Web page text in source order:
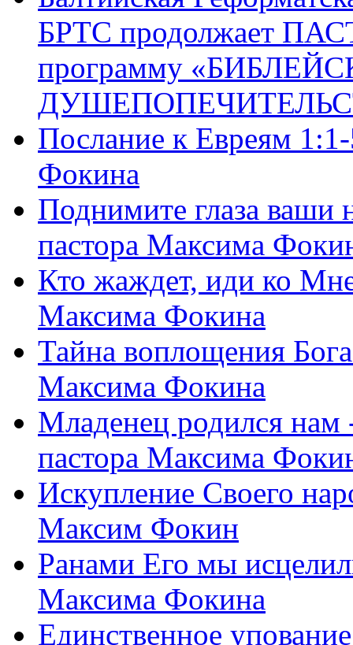
БРТС продолжает
программу
Послание к Евреям
Фокина
Поднимите глаза ваши
пастора Максима
Кто жаждет, иди ко
Максима Фокина
Тайна воплощения
Максима Фокина
Младенец родился
пастора Максима
Искупление Своего
Максим Фокин
Ранами Его мы
Максима Фокина
Единственное